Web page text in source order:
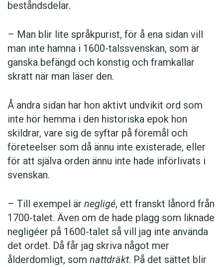
beståndsdelar.
– Man blir lite språkpurist, för å ena sidan vill
man inte hamna i 1600-talssvenskan, som är
ganska befängd och konstig och framkallar
skratt när man läser den.
Å andra sidan har hon aktivt undvikit ord som
inte hör hemma i den historiska epok hon
skildrar, vare sig de syftar på föremål och
företeelser som då ännu inte existerade, eller
för att själva orden ännu inte hade införlivats i
svenskan.
– Till exempel är negligé, ett franskt lånord från
1700-talet. Även om de hade plagg som liknade
negligéer på 1600-talet så vill jag inte använda
det ordet. Då får jag skriva något mer
ålderdomligt, som nattdräkt. På det sättet blir